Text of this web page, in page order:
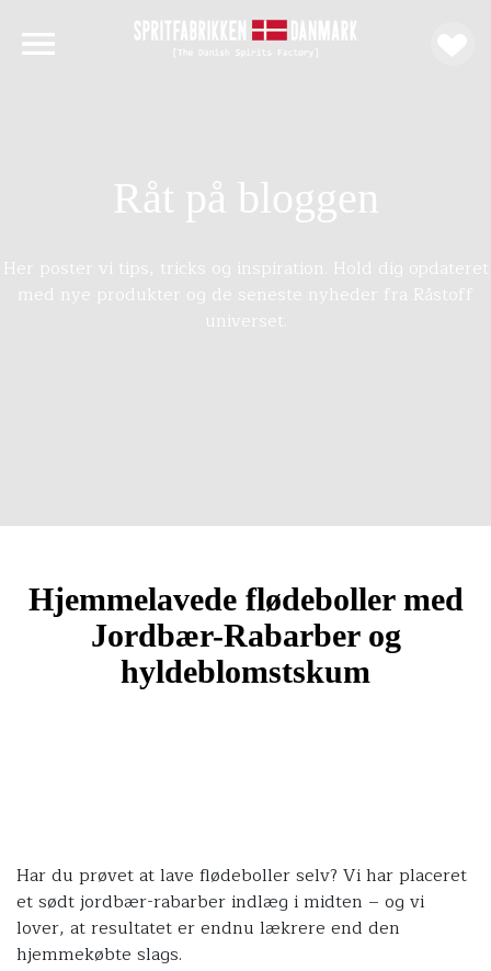
Råt på bloggen
Her poster vi tips, tricks og inspiration. Hold dig opdateret
med nye produkter og de seneste nyheder fra Råstoff
universet.
Hjemmelavede flødeboller med
Jordbær-Rabarber og
hyldeblomstskum
Har du prøvet at lave flødeboller selv? Vi har placeret
et sødt jordbær-rabarber indlæg i midten – og vi
lover, at resultatet er endnu lækrere end den
hjemmekøbte slags.